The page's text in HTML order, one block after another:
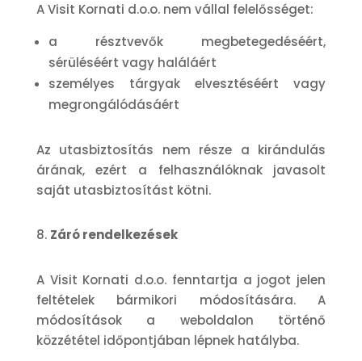
A Visit Kornati d.o.o. nem vállal felelősséget:
a résztvevők megbetegedéséért,
sérüléséért vagy haláláért
személyes tárgyak elvesztéséért vagy
megrongálódásáért
Az utasbiztosítás nem része a kirándulás
árának, ezért a felhasználóknak javasolt
saját utasbiztosítást kötni.
Záró rendelkezések
A Visit Kornati d.o.o. fenntartja a jogot jelen
feltételek bármikori módosítására. A
módosítások a weboldalon történő
közzététel időpontjában lépnek hatályba.